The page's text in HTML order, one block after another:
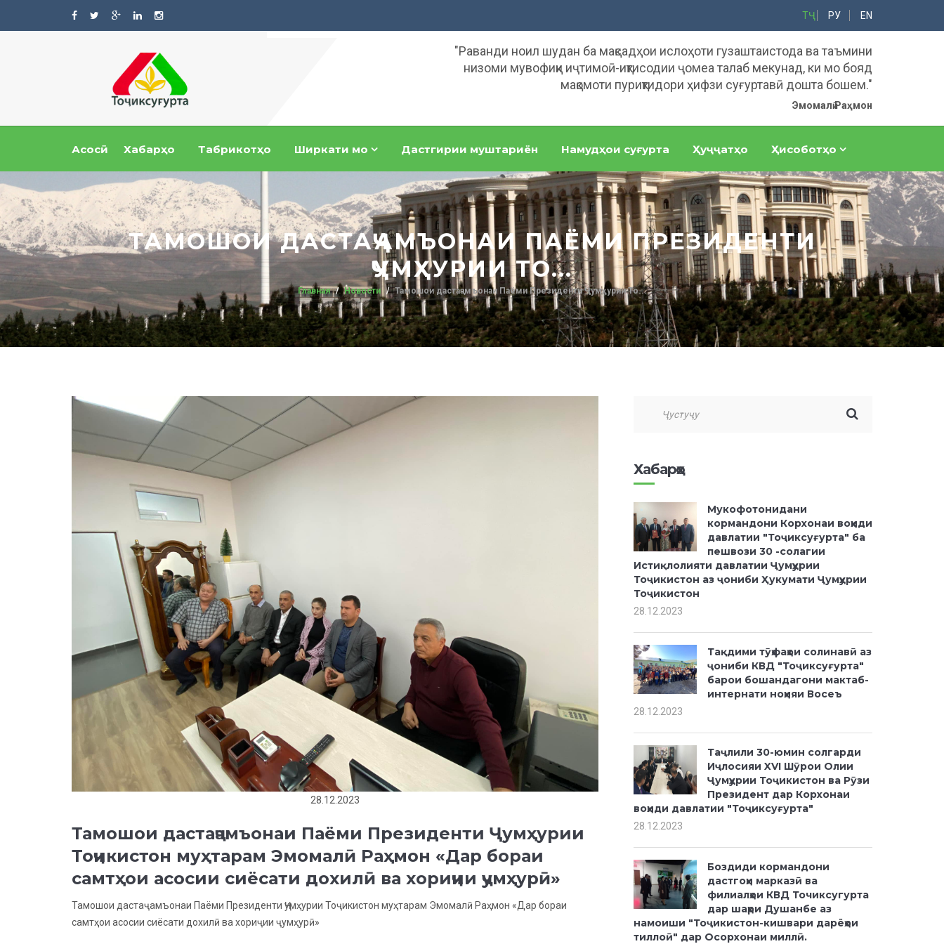
ТҶ РУ EN
"Раванди ноил шудан ба мақсадҳои ислоҳоти гузаштаистода ва таъмини
низоми мувофиқи иҷтимоӣ-иқтисодии ҷомеа талаб мекунад, ки мо бояд
мақомоти пуриқтидори ҳифзи суғуртавӣ дошта бошем."
Эмомалӣ Раҳмон
Асосӣ Хабарҳо Табрикотҳо Ширкати мо Дастгирии муштариён Намудҳои суғурта Ҳуҷҷатҳо Ҳисоботҳо
ТАМОШОИ ДАСТАҶАМЪОНАИ ПАЁМИ ПРЕЗИДЕНТИ
ҶУМҲУРИИ ТО...
Главная Новости Тамошои дастаҷамъонаи Паёми Президенти Ҷумҳурии То...
28.12.2023
Тамошои дастаҷамъонаи Паёми Президенти Ҷумҳурии
Тоҷикистон муҳтарам Эмомалӣ Раҳмон «Дар бораи
самтҳои асосии сиёсати дохилӣ ва хориҷии ҷумҳурӣ»
Тамошои дастаҷамъонаи Паёми Президенти Ҷумҳурии Тоҷикистон муҳтарам Эмомалӣ Раҳмон «Дар бораи
самтҳои асосии сиёсати дохилӣ ва хориҷии ҷумҳурӣ»
Хабарҳо
Мукофотонидани
кормандони Корхонаи воҳиди
давлатии "Тоҷиксуғурта" ба
пешвози 30 -солагии
Истиқлолияти давлатии Ҷумҳурии
Тоҷикистон аз ҷониби Ҳукумати Ҷумҳурии
Тоҷикистон
28.12.2023
Тақдими тӯҳфаҳои солинавӣ аз
ҷониби КВД "Тоҷиксуғурта"
барои бошандагони мактаб-
интернати ноҳияи Восеъ
28.12.2023
Таҷлили 30-юмин солгарди
Иҷлосияи XVI Шӯрои Олии
Ҷумҳурии Тоҷикистон ва Рӯзи
Президент дар Корхонаи
воҳиди давлатии "Тоҷиксуғурта"
28.12.2023
Боздиди кормандони
дастгоҳи марказӣ ва
филиалҳои КВД Точиксугурта
дар шаҳри Душанбе аз
намоиши "Тоҷикистон-кишвари дарёҳои
тиллоӣ" дар Осорхонаи миллӣ.